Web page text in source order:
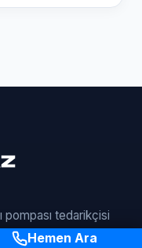
Hemen Ara
pompası tedarikçisi
Profesyonel